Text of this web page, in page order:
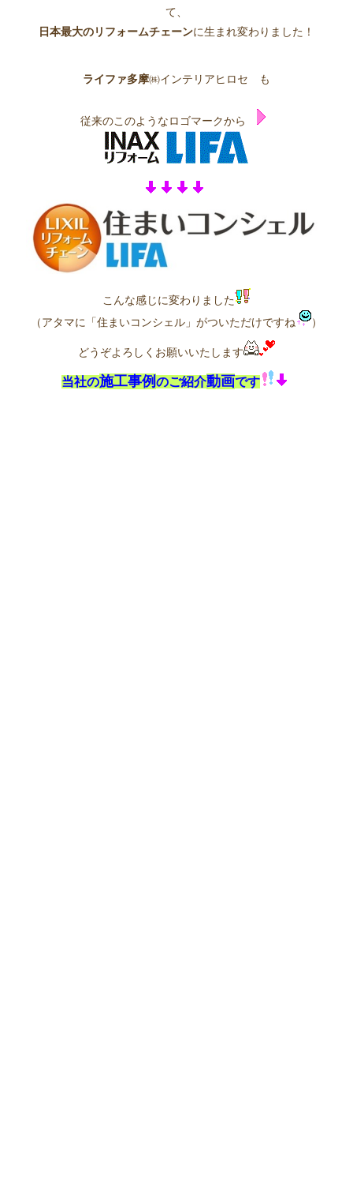
て、
日本最大のリフォームチェーンに生まれ変わりました！
ライファ多摩㈱インテリアヒロセ も
従来のこのようなロゴマークから
こんな感じに変わりました
（アタマに「住まいコンシェル」がついただけですね
）
どうぞよろしくお願いいたします
当社の施工事例のご紹介動画です